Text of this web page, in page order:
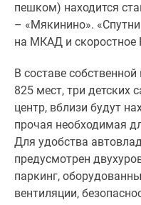
Аналитика
рынка
Покупателю
новостроек
Эксперты
авторы
проекте
Контакты
Реклама
пешком) находится
– «Мякинино».
на МКАД и скоростное
В составе
825 мест, три детских
центр, вблизи будут
прочая необходимая
Для удобства
предусмотрен
паркинг,
вентиляции,